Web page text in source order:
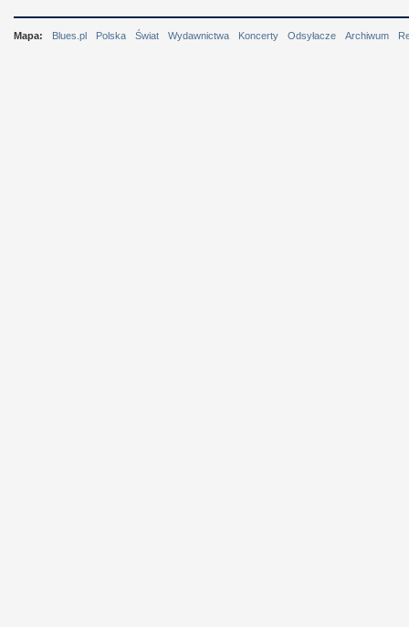
Mapa: Blues.pl Polska Świat Wydawnictwa Koncerty Odsyłacze Archiwum